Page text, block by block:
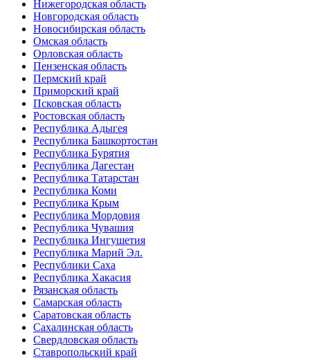
Нижегородская область
Новгородская область
Новосибирская область
Омская область
Орловская область
Пензенская область
Пермский край
Приморский край
Псковская область
Ростовская область
Республика Адыгея
Республика Башкортостан
Республика Бурятия
Республика Дагестан
Республика Татарстан
Республика Коми
Республика Крым
Республика Мордовия
Республика Чувашия
Республика Ингушетия
Республика Марий Эл.
Республики Саха
Республика Хакасия
Рязанская область
Самарская область
Саратовская область
Сахалинская область
Свердловская область
Ставропольский край